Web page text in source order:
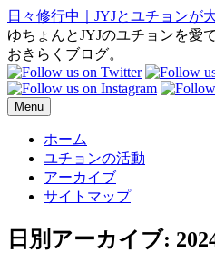
日々修行中｜JYJとユチョンが
ゆちょんとJYJのユチョンを愛
おきらくブログ。
Menu
ホーム
ユチョンの活動
アーカイブ
サイトマップ
日別アーカイブ: